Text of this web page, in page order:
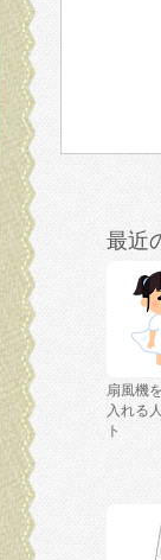
最近
扇風機
入れる
ト